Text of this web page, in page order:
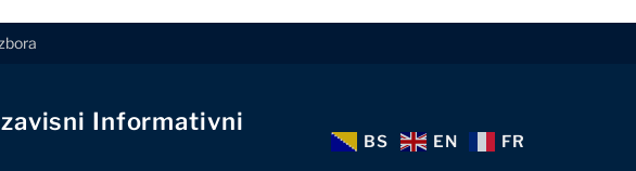
Informativni
BS EN FR